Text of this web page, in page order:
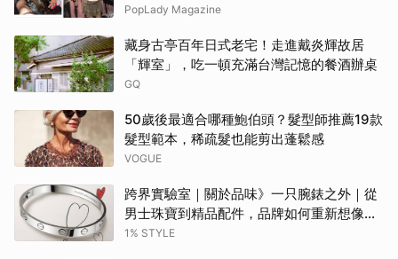
穿搭，把平成DNA穿進日常
PopLady Magazine
藏身古亭百年日式老宅！走進戴炎輝故居
「輝室」，吃一頓充滿台灣記憶的餐酒辦桌
GQ
50歲後最適合哪種鮑伯頭？髮型師推薦19款
髮型範本，稀疏髮也能剪出蓬鬆感
VOGUE
跨界實驗室｜關於品味》一只腕錶之外｜從
男士珠寶到精品配件，品牌如何重新想像當
代男性？
1% STYLE